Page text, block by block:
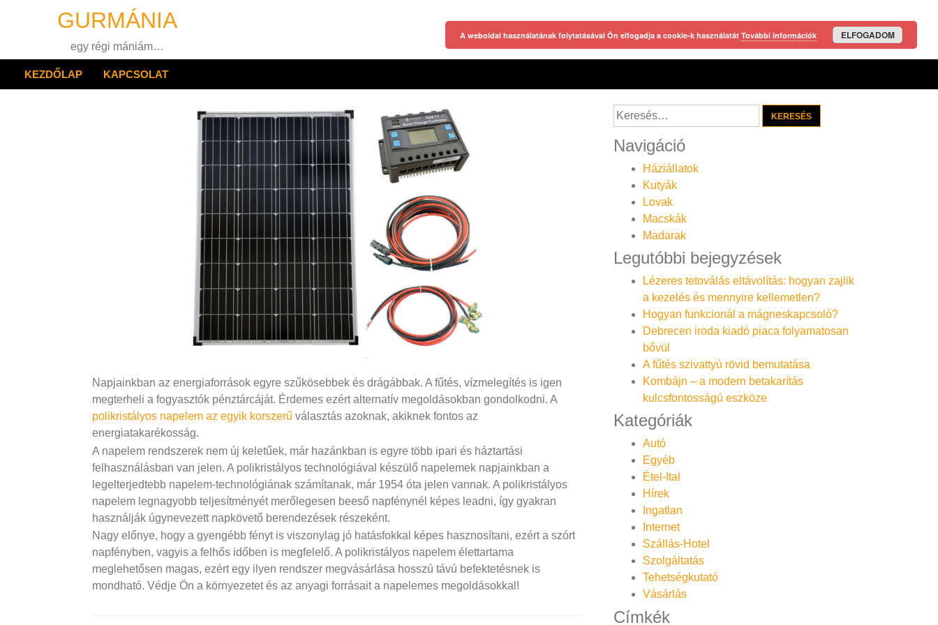
GURMÁNIA
egy régi mániám…
KEZDŐLAP KAPCSOLAT
Napjainkban az energiaforrások egyre szűkösebbek és drágábbak. A fűtés, vízmelegítés is igen
megterheli a fogyasztók pénztárcáját. Érdemes ezért alternatív megoldásokban gondolkodni. A
polikristályos napelem az egyik korszerű választás azoknak, akiknek fontos az
energiatakarékosság.
A napelem rendszerek nem új keletűek, már hazánkban is egyre több ipari és háztartási
felhasználásban van jelen. A polikristályos technológiával készülő napelemek napjainkban a
legelterjedtebb napelem-technológiának számítanak, már 1954 óta jelen vannak. A polikristályos
napelem legnagyobb teljesítményét merőlegesen beeső napfénynél képes leadni, így gyakran
használják úgynevezett napkövető berendezések részeként.
Nagy előnye, hogy a gyengébb fényt is viszonylag jó hatásfokkal képes hasznosítani, ezért a szórt
napfényben, vagyis a felhős időben is megfelelő. A polikristályos napelem élettartama
meglehetősen magas, ezért egy ilyen rendszer megvásárlása hosszú távú befektetésnek is
mondható. Védje Ön a környezetet és az anyagi forrásait a napelemes megoldásokkal!
Keresés:
Navigáció
Háziállatok
Kutyák
Lovak
Macskák
Madarak
Legutóbbi bejegyzések
Lézeres tetoválás eltávolítás: hogyan zajlik
a kezelés és mennyire kellemetlen?
Hogyan funkcionál a mágneskapcsoló?
Debrecen iroda kiadó piaca folyamatosan
bővül
A fűtés szivattyú rövid bemutatása
Kombájn – a modern betakarítás
kulcsfontosságú eszköze
Kategóriák
Autó
Egyéb
Étel-Ital
Hírek
Ingatlan
Internet
Szállás-Hotel
Szolgáltatás
Tehetségkutató
Vásárlás
Címkék
A weboldal használatának folytatásával Ön elfogadja a cookie-k használatát További információk ELFOGADOM